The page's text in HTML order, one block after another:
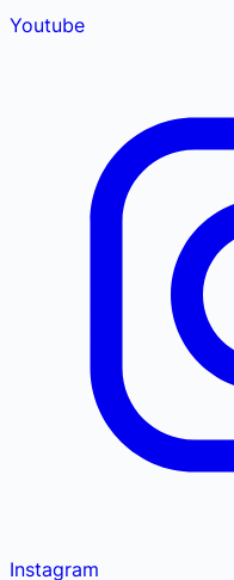
Youtube
Instagram